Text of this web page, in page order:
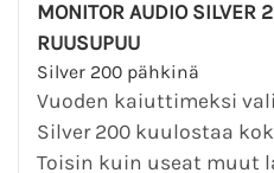
MONITOR AUDIO SILVER
RUUSUPUU
Silver 200 pähkinä
Vuoden kaiuttimeksi
Silver 200 kuulostaa
Toisin kuin useat muut